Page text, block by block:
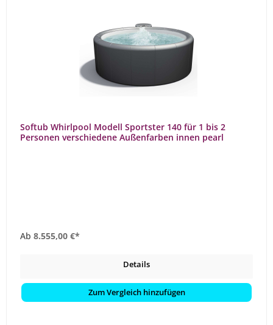
Softub Whirlpool Modell Sportster 140 für 1 bis 2
Personen verschiedene Außenfarben innen pearl
Ab 8.555,00 €*
Details
Zum Vergleich hinzufügen